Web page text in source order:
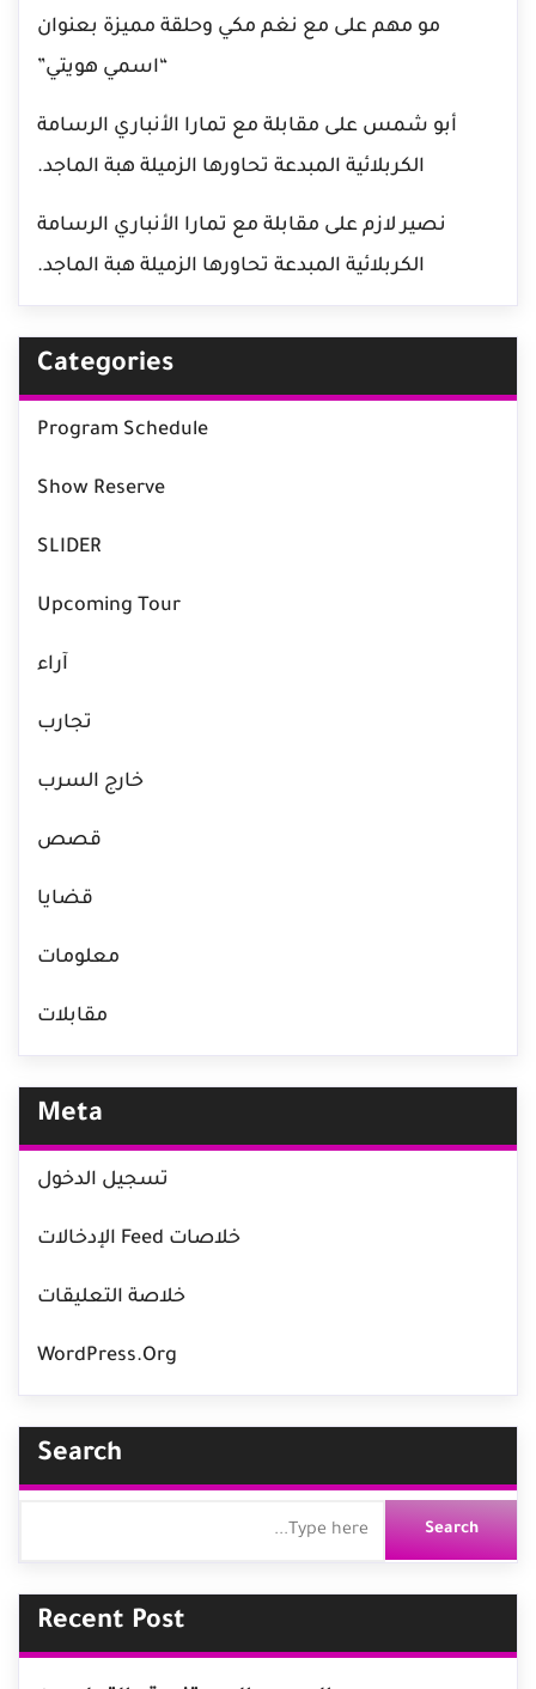
مو مهم على مع نغم مكي وحلقة مميزة بعنوان
“اسمي هويتي”
أبو شمس على مقابلة مع تمارا الأنباري الرسامة
الكربلائية المبدعة تحاورها الزميلة هبة الماجد.
نصير لازم على مقابلة مع تمارا الأنباري الرسامة
الكربلائية المبدعة تحاورها الزميلة هبة الماجد.
Categories
Program Schedule
Show Reserve
SLIDER
Upcoming Tour
آراء
تجارب
خارج السرب
قصص
قضايا
معلومات
مقابلات
Meta
تسجيل الدخول
خلاصات Feed الإدخالات
خلاصة التعليقات
WordPress.org
Search
Recent Post